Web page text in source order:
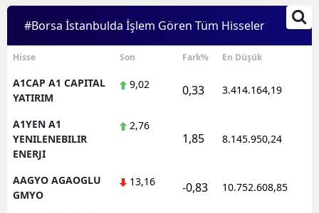
#Borsa İstanbulda İşlem Gören Tüm Hisseler
Hisse Son Fark% En Düşük
A1CAP A1 CAPITAL
YATIRIM
9,02 0,33 3.414.164,19
A1YEN A1
YENILENEBILIR
ENERJI
2,76
1,85 8.145.950,24
AAGYO AGAOGLU
GMYO
13,16 -0,83 10.752.608,85